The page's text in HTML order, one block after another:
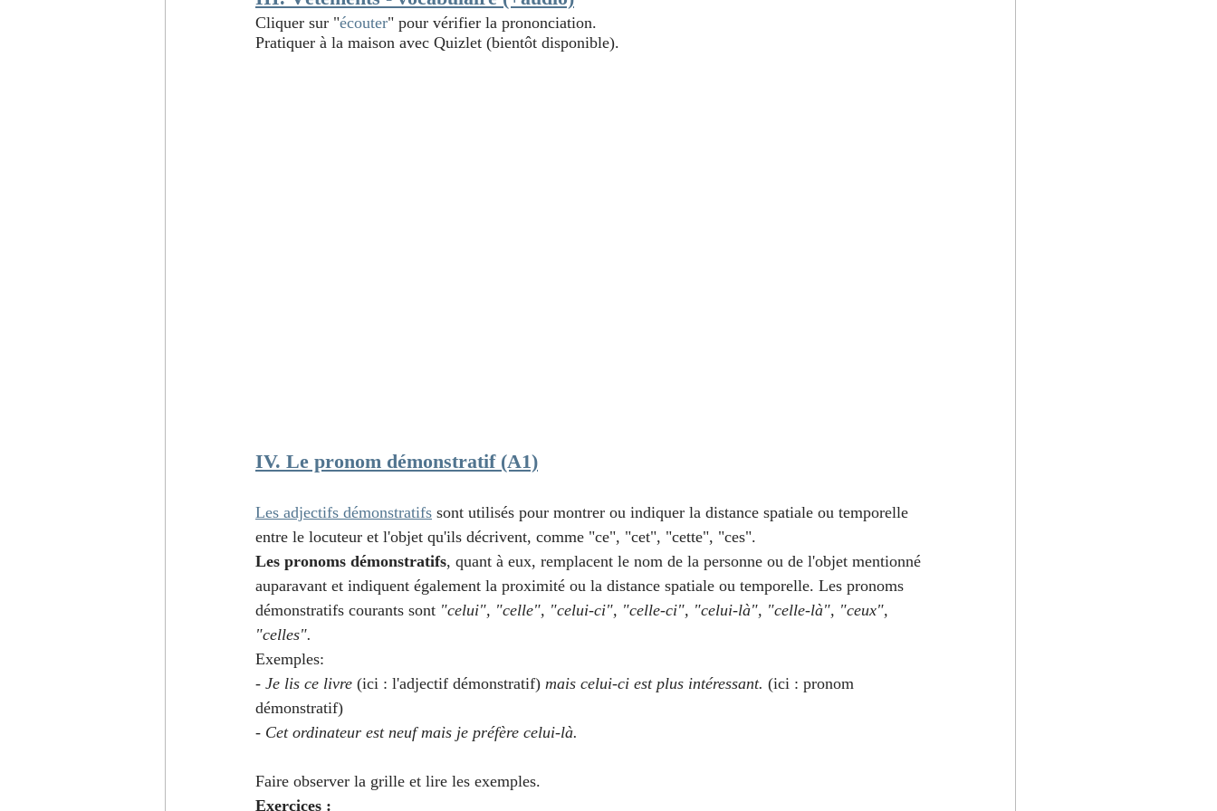
Cliquer sur "écouter" pour vérifier la prononciation.
Pratiquer à la maison avec Quizlet (bientôt disponible).
IV. Le pronom démonstratif (A1)
Les adjectifs démonstratifs sont utilisés pour montrer ou indiquer la distance spatiale ou temporelle
entre le locuteur et l'objet qu'ils décrivent, comme "ce", "cet", "cette", "ces".
Les pronoms démonstratifs, quant à eux, remplacent le nom de la personne ou de l'objet mentionné
auparavant et indiquent également la proximité ou la distance spatiale ou temporelle. Les pronoms
démonstratifs courants sont "celui", "celle", "celui-ci", "celle-ci", "celui-là", "celle-là", "ceux",
"celles".
Exemples:
- Je lis ce livre (ici : l'adjectif démonstratif) mais celui-ci est plus intéressant. (ici : pronom
démonstratif)
- Cet ordinateur est neuf mais je préfère celui-là.
Faire observer la grille et lire les exemples.
Exercices :